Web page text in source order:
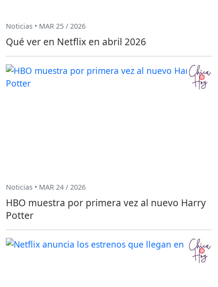
Noticias • MAR 25 / 2026
Qué ver en Netflix en abril 2026
Noticias • MAR 24 / 2026
HBO muestra por primera vez al nuevo Harry
Potter